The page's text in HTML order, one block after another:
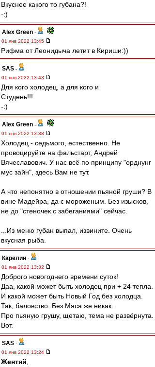
Вкуснее какого то губана?!
-:)
Alex Green -
01 янв 2022 13:45
Рифма от Леонидыча летит в Кириши:))
SAS -
01 янв 2022 13:43
Для кого холодец, а для кого и
Студень!!!
-:)
Alex Green -
01 янв 2022 13:38
Холодец - седьмого, естественно. Не
провоцируйте на фальстарт, Андрей
Вячеславович. У нас всё по принципу "орднунг
мус зайн", здесь Вам не тут.
А что непонятно в отношении пьяной груши? В
вине Мадейра, да с мороженым. Без изысков,
не до "стеночек с забеганиями" сейчас.
...Из меню губан выпал, извините. Очень
вкусная рыба.
Карелин -
01 янв 2022 13:32
Доброго новогоднего времени суток!
Даа, какой может быть холодец при + 24 тепла.
И какой может быть Новый Год без холодца.
Так, баловство..Без Мяса же никак.
Про пьяную грушу, щетаю, тема не развёрнута.
Вот.
SAS -
01 янв 2022 13:24
Жентяй